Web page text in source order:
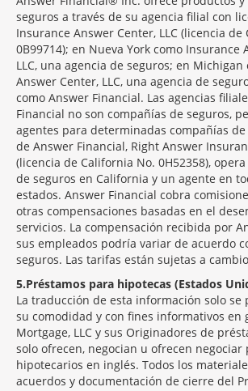
seguros a través de su agencia filial con
Insurance Answer Center, LLC (licencia de
0B99714); en Nueva York como Insurance
LLC, una agencia de seguros; en
Answer Center, LLC, una agencia de
como Answer Financial. Las agencias
Financial no son compañías de seguros,
agentes para determinadas compañías
de Answer Financial, Right Answer
(licencia de California No. 0H52358),
de seguros en California y un agente en
estados. Answer Financial cobra
otras compensaciones basadas en el
servicios. La compensación recibida por
sus empleados podría variar de acuerdo
seguros. Las tarifas están sujetas a
5 Préstamos para hipotecas (Estados
La traducción de esta información solo se
su comodidad y con fines informativos en
Mortgage, LLC y sus Originadores de
solo ofrecen, negocian u ofrecen negociar
hipotecarios en inglés. Todos los
acuerdos y documentación de cierre del